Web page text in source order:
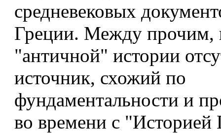
средневековых
Греции. Между прочим,
"античной" истории
источник, схожий по
фундаментальности и
во времени с "Историей